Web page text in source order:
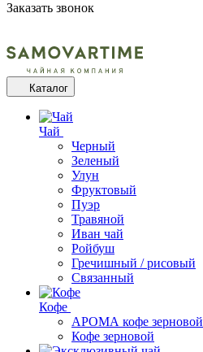
Заказать звонок
Каталог
Чай
Черный
Зеленый
Улун
Фруктовый
Пуэр
Травяной
Иван чай
Ройбуш
Гречишный / рисовый
Связанный
Кофе
АРОМА кофе зерновой
Кофе зерновой